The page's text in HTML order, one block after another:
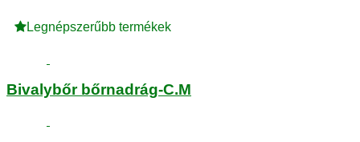
Legnépszerűbb termékek
Bivalybőr bőrnadrág-C.M